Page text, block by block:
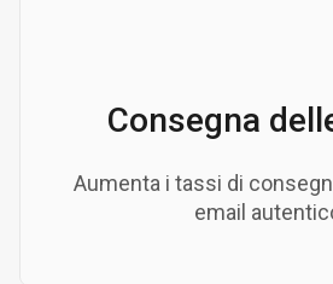
Consegna
Aumenta i tassi di
email